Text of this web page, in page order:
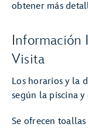
obtener más
Información
Visita
Los horarios y la
según la piscina y
Se ofrecen